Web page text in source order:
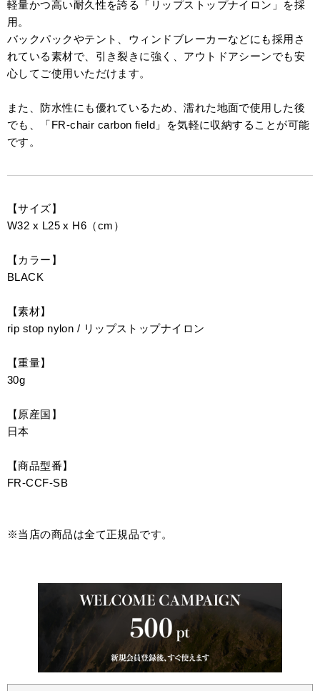
軽量かつ高い耐久性を誇る「リップストップナイロン」を採
用。
バックパックやテント、ウィンドブレーカーなどにも採用さ
れている素材で、引き裂きに強く、アウトドアシーンでも安
心してご使用いただけます。
また、防水性にも優れているため、濡れた地面で使用した後
でも、「FR-chair carbon field」を気軽に収納することが可能
です。
【サイズ】
W32 x L25 x H6（cm）
【カラー】
BLACK
【素材】
rip stop nylon / リップストップナイロン
【重量】
30g
【原産国】
日本
【商品型番】
FR-CCF-SB
※当店の商品は全て正規品です。